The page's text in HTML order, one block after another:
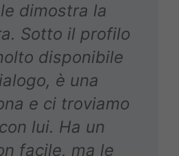
dimostra la
Sotto il profilo
disponibile
è una
e ci troviamo
lui. Ha un
facile, ma le